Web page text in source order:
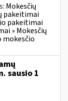
Mokesčių
pakeitimai
pakeitimai
» Mokesčių
mokesčio
sausio 1